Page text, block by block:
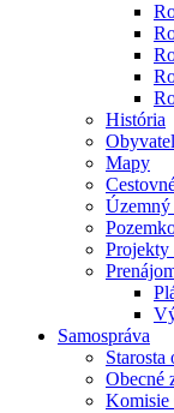
História
Mapy
Územný
Projekty
Samospráva
Starosta
Obecné
Komisie